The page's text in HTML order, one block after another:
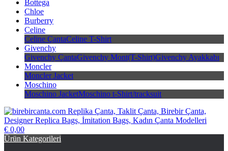
Bottega
Chloe
Burberry
Celine
Celine ÇantaCeline T-Shirt
Givenchy
Givenchy ÇantaGivenchy Mont(T-Shirt)Givenchy Ayakkabı
Moncler
Moncler Jacket
Moschino
Moschino JacketMoschino t-Shirt/tracksuit
birebircanta.com Replika Çanta, Taklit Çanta, Birebir Çanta,
€ 0,00
Ürün Kategorileri